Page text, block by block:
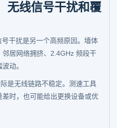
无线信号干扰和覆
干扰是另一个高频原因。墙体
居网络拥挤、2.4GHz 频段干
动。
是无线链路不稳定。测速工具
时，也可能给出更换设备或优